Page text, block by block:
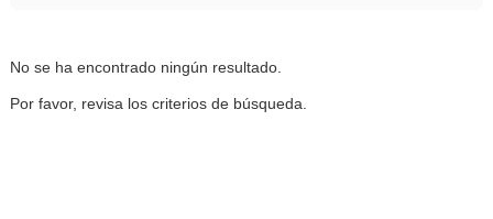
No se ha encontrado ningún resultado.
Por favor, revisa los criterios de búsqueda.